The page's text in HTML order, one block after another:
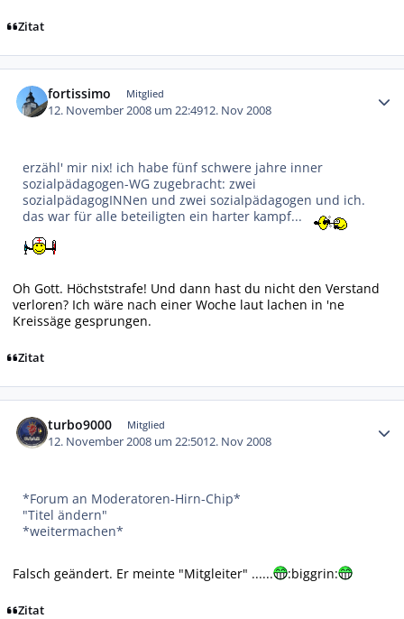
Zitat
fortissimo Mitglied
12. November 2008 um 22:4912. Nov 2008
erzähl' mir nix! ich habe fünf schwere jahre inner
sozialpädagogen-WG zugebracht: zwei
sozialpädagogINNen und zwei sozialpädagogen und ich.
das war für alle beteiligten ein harter kampf...
Oh Gott. Höchststrafe! Und dann hast du nicht den Verstand
verloren? Ich wäre nach einer Woche laut lachen in 'ne
Kreissäge gesprungen.
Zitat
turbo9000 Mitglied
12. November 2008 um 22:5012. Nov 2008
*Forum an Moderatoren-Hirn-Chip*
"Titel ändern"
*weitermachen*
Falsch geändert. Er meinte "Mitgleiter" ...... :biggrin:
Zitat